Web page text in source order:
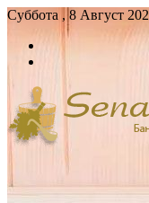
Суббота , 8 Август
Войти